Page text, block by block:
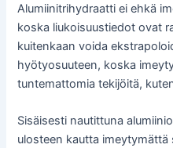
Alumiinitrihydraatti ei ehkä
koska liukoisuustiedot ovat
kuitenkaan voida
hyötyosuuteen, koska
tuntemattomia tekijöitä,
Sisäisesti nautittuna
ulosteen kautta imeytymättä